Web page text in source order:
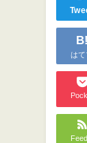
B!
はて